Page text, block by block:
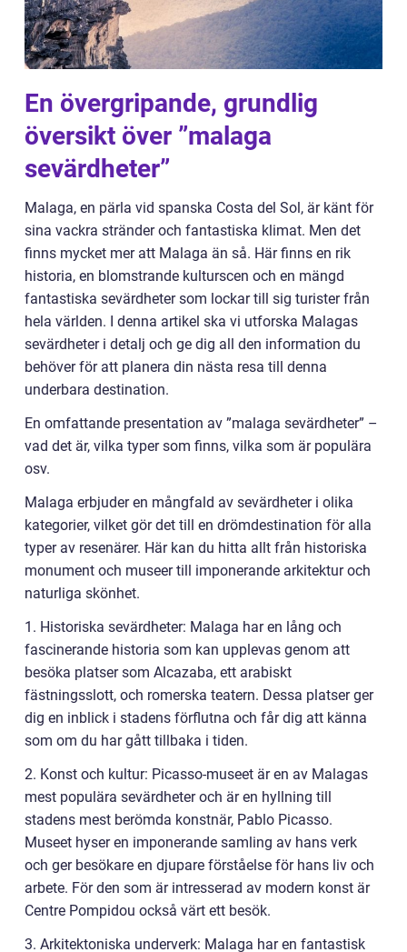
En övergripande, grundlig
översikt över ”malaga
sevärdheter”
Malaga, en pärla vid spanska Costa del Sol, är känt för
sina vackra stränder och fantastiska klimat. Men det
finns mycket mer att Malaga än så. Här finns en rik
historia, en blomstrande kulturscen och en mängd
fantastiska sevärdheter som lockar till sig turister från
hela världen. I denna artikel ska vi utforska Malagas
sevärdheter i detalj och ge dig all den information du
behöver för att planera din nästa resa till denna
underbara destination.
En omfattande presentation av ”malaga sevärdheter” –
vad det är, vilka typer som finns, vilka som är populära
osv.
Malaga erbjuder en mångfald av sevärdheter i olika
kategorier, vilket gör det till en drömdestination för alla
typer av resenärer. Här kan du hitta allt från historiska
monument och museer till imponerande arkitektur och
naturliga skönhet.
1. Historiska sevärdheter: Malaga har en lång och
fascinerande historia som kan upplevas genom att
besöka platser som Alcazaba, ett arabiskt
fästningsslott, och romerska teatern. Dessa platser ger
dig en inblick i stadens förflutna och får dig att känna
som om du har gått tillbaka i tiden.
2. Konst och kultur: Picasso-museet är en av Malagas
mest populära sevärdheter och är en hyllning till
stadens mest berömda konstnär, Pablo Picasso.
Museet hyser en imponerande samling av hans verk
och ger besökare en djupare förståelse för hans liv och
arbete. För den som är intresserad av modern konst är
Centre Pompidou också värt ett besök.
3. Arkitektoniska underverk: Malaga har en fantastisk